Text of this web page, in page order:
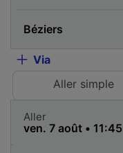
Via
Aller simple
Aller